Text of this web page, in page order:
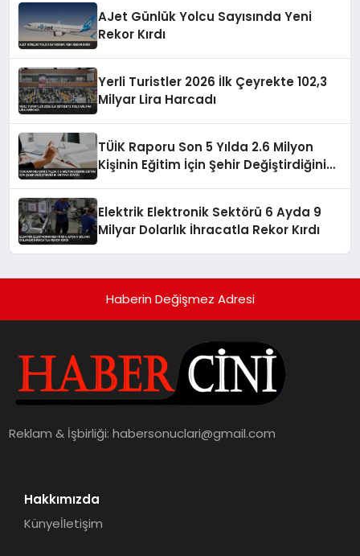
AJet Günlük Yolcu Sayısında Yeni
Rekor Kırdı
Yerli Turistler 2026 İlk Çeyrekte 102,3
Milyar Lira Harcadı
TÜİK Raporu Son 5 Yılda 2.6 Milyon
Kişinin Eğitim İçin Şehir Değiştirdiğini
Elektrik Elektronik Sektörü 6 Ayda 9
Milyar Dolarlık İhracatla Rekor Kırdı
Haberin Değişmez Adresi
Reklam & İşbirliği:habersonuclari@gmail.com
Hakkımızda
Künyeİletişim